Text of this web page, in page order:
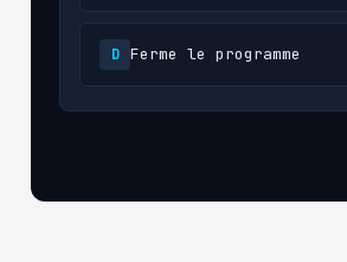
D Ferme le programme